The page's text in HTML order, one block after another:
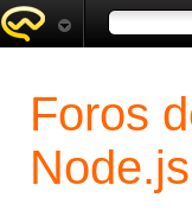
Foros
Node.js